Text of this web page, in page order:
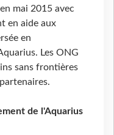
mai 2015 avec
en aide aux
en
Les ONG
sans frontières
de l'Aquarius